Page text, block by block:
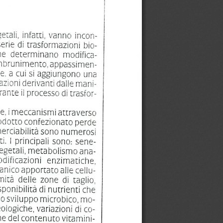
infatti, vanno incon-
di trasformazioni bio-
determinano modifica-
appassimen-
a cui si aggiungono una
derivanti dalle mani-
il processo di trasfor
i meccanismi attraverso
confezionato perde
sono numerosi
I principali sono: sene-
metabolismo ana-
enzimatiche.
apportato alle cellu
delle zone di taglio,
di nutrienti che
sviluppo microbico, mo
variazioni di co
del contenuto vitamini-